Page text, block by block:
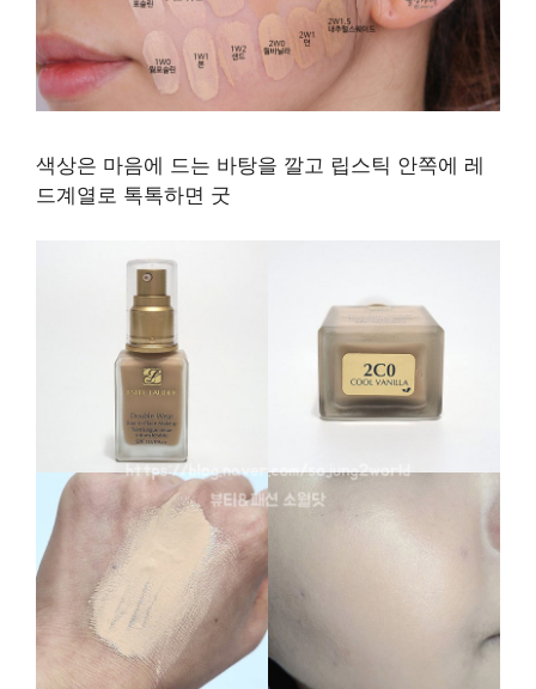
색상은 마음에 드는 바탕을 깔고 립스틱 안쪽에 레
드계열로 톡톡하면 굿